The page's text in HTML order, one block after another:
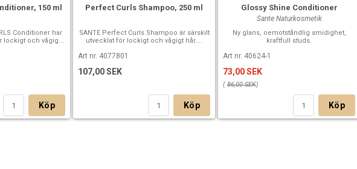
150 ml
Conditioner har
lockigt och vågig...
Köp
Perfect Curls Shampoo, 250 ml
SANTE Perfect Curls Shampoo är särskilt
utvecklat för lockigt och vågigt hår....
Art nr. 4077801
107,00 SEK
Köp
Glossy Shine Conditioner
Sante Naturkosmetik
Ny glans, oemotståndlig smidighet,
kraftfull studs.
Art nr. 40624-1
73,00 SEK
( 86,00 SEK)
Köp